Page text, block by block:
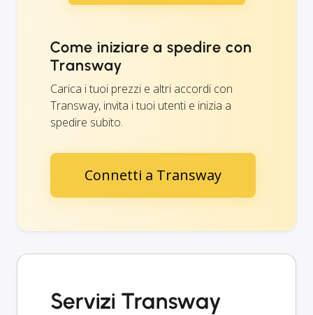
Come iniziare a spedire con
Transway
Carica i tuoi prezzi e altri accordi con
Transway, invita i tuoi utenti e inizia a
spedire subito.
Connetti a Transway
Servizi Transway